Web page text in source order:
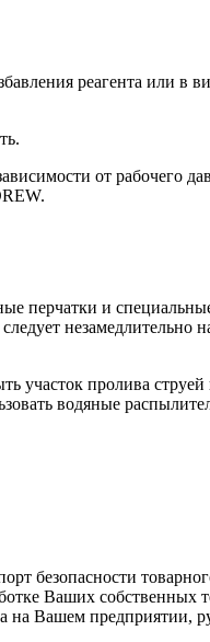
реагента или в
от рабочего
перчатки и
участок пролива
водяные
безопасности
Ваших
на Вашем предприятии,